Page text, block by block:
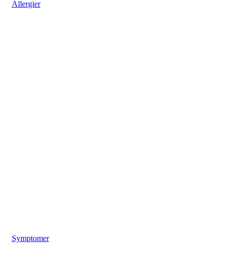
Allergier
Symptomer